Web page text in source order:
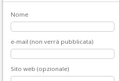
Nome
e-mail (non verrà pubblicata)
Sito web (opzionale)